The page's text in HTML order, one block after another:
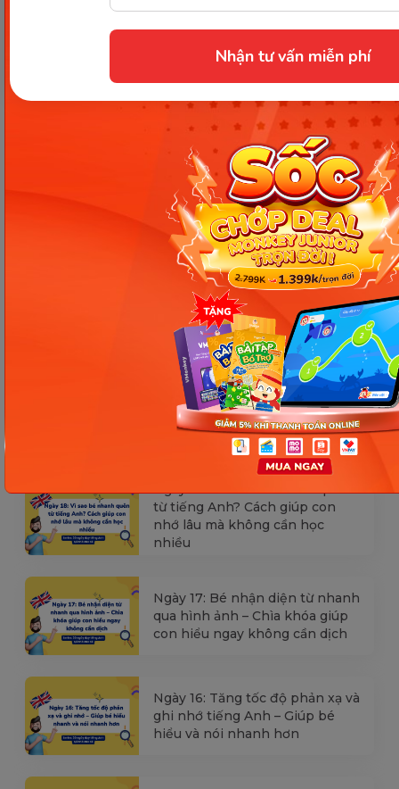
Nhận tư vấn miễn phí
mục đích tham khảo và có thể thay đổi mà
không cần báo trước. Quý khách vui lòng
kiểm tra lại qua các kênh chính thức hoặc liên
tình hình thực tế.
Các Bài Viết Mới Nhất
[Thảo luận] Cơn thịnh nộ (ăn
vạ) của trẻ | Kỷ luật tích cực #17
Ngày 18: Vì sao bé nhanh quên
từ tiếng Anh? Cách giúp con
nhớ lâu mà không cần học
nhiều
Ngày 17: Bé nhận diện từ nhanh
qua hình ảnh – Chìa khóa giúp
con hiểu ngay không cần dịch
Ngày 16: Tăng tốc độ phản xạ và
ghi nhớ tiếng Anh – Giúp bé
hiểu và nói nhanh hơn